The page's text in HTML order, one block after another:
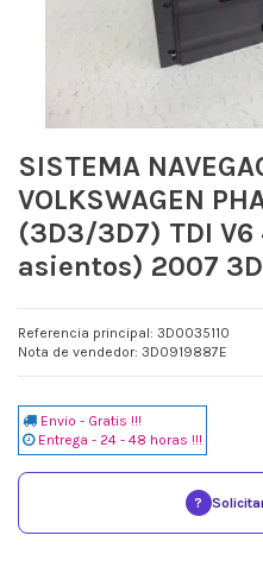
SISTEMA
VOLKSWAGEN
(3D3/3D7) TDI
asientos) 2007
Referencia principal: 3D0035110
Nota de vendedor: 3D0919887E
Envio - Gratis !!!
Entrega - 24 - 48 horas !!!
?